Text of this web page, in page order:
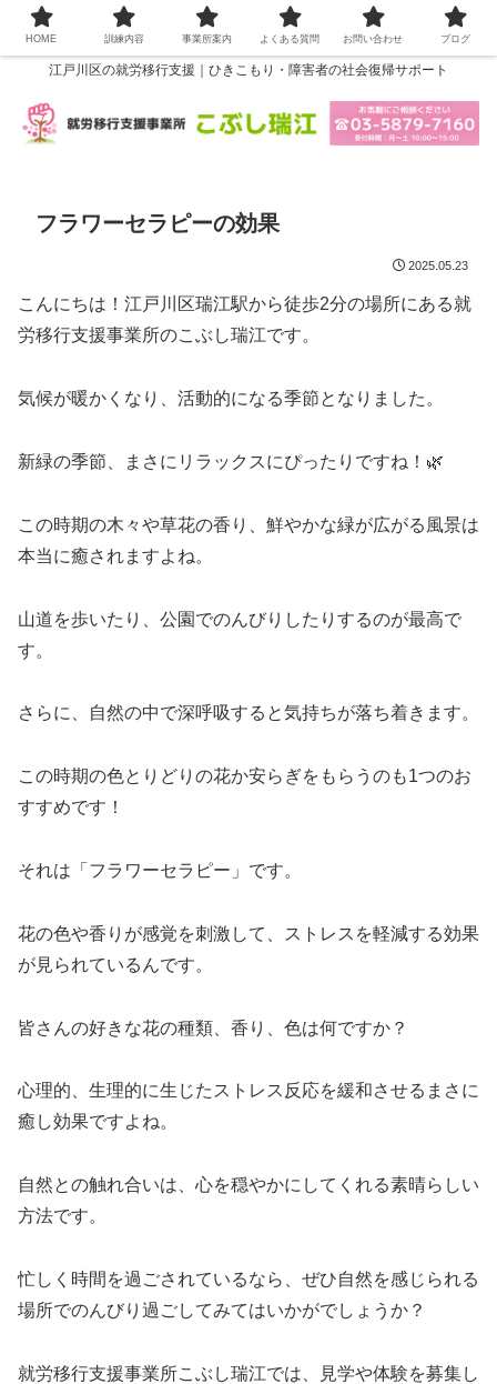
江戸川区の就労移行支援｜ひきこもり・障害者の社会復帰サポート
フラワーセラピーの効果
2025.05.23
こんにちは！江戸川区瑞江駅から徒歩2分の場所にある就
労移行支援事業所のこぶし瑞江です。
気候が暖かくなり、活動的になる季節となりました。
新緑の季節、まさにリラックスにぴったりですね！🌿
この時期の木々や草花の香り、鮮やかな緑が広がる風景は
本当に癒されますよね。
山道を歩いたり、公園でのんびりしたりするのが最高で
す。
さらに、自然の中で深呼吸すると気持ちが落ち着きます。
この時期の色とりどりの花か安らぎをもらうのも1つのお
すすめです！
それは「フラワーセラピー」です。
花の色や香りが感覚を刺激して、ストレスを軽減する効果
が見られているんです。
皆さんの好きな花の種類、香り、色は何ですか？
心理的、生理的に生じたストレス反応を緩和させるまさに
癒し効果ですよね。
自然との触れ合いは、心を穏やかにしてくれる素晴らしい
方法です。
忙しく時間を過ごされているなら、ぜひ自然を感じられる
場所でのんびり過ごしてみてはいかがでしょうか？
就労移行支援事業所こぶし瑞江では、見学や体験を募集し
HOME 訓練内容 事業所案内 よくある質問 お問い合わせ ブログ